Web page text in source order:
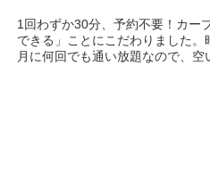
1回わずか30分、予約不要！カー
できる」ことにこだわりました。
月に何回でも通い放題なので、空